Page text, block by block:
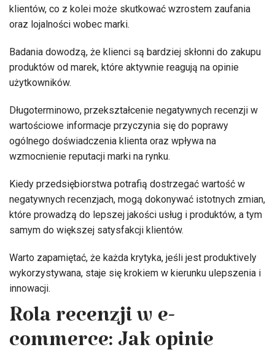
klientów, co z kolei może skutkować wzrostem zaufania
oraz lojalności wobec marki.
Badania dowodzą, że klienci są bardziej skłonni do zakupu
produktów od marek, które aktywnie reagują na opinie
użytkowników.
Długoterminowo, przekształcenie negatywnych recenzji w
wartościowe informacje przyczynia się do poprawy
ogólnego doświadczenia klienta oraz wpływa na
wzmocnienie reputacji marki na rynku.
Kiedy przedsiębiorstwa potrafią dostrzegać wartość w
negatywnych recenzjach, mogą dokonywać istotnych zmian,
które prowadzą do lepszej jakości usług i produktów, a tym
samym do większej satysfakcji klientów.
Warto zapamiętać, że każda krytyka, jeśli jest produktively
wykorzystywana, staje się krokiem w kierunku ulepszenia i
innowacji.
Rola recenzji w e-
commerce: Jak opinie